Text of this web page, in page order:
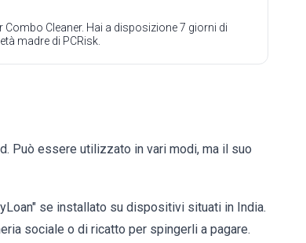
Cleaner. Hai a disposizione 7 giorni di
madre di PCRisk.
Può essere utilizzato in vari modi, ma il suo
se installato su dispositivi situati in India.
sociale o di ricatto per spingerli a pagare.